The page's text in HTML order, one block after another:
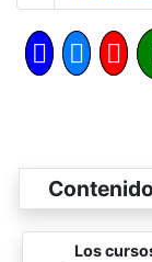
Los